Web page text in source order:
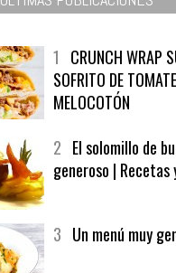
1 CRUNCH WRAP
SOFRITO DE
MELOCOTÓN
2 El solomillo de
generoso | Recetas
3 Un menú muy